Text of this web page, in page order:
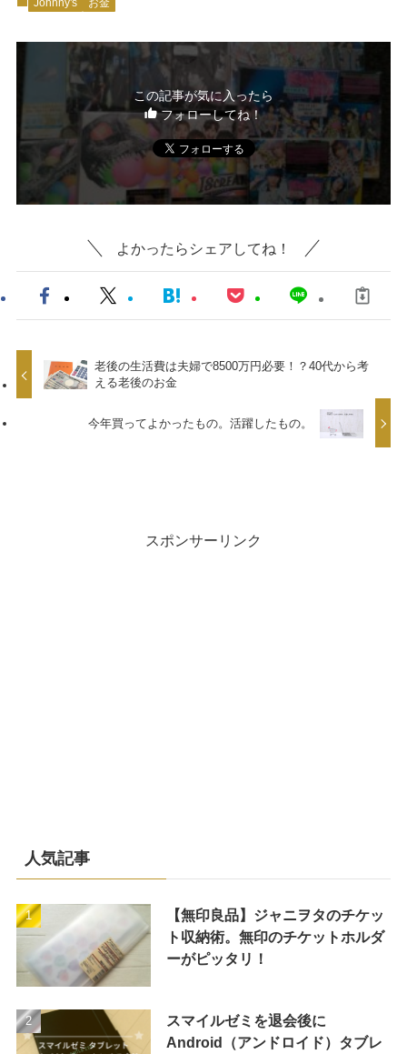
Johnny's お金
この記事が気に入ったら
フォローしてね！
よかったらシェアしてね！
老後の生活費は夫婦で8500万円必要！？40代から考
える老後のお金
今年買ってよかったもの。活躍したもの。
スポンサーリンク
人気記事
【無印良品】ジャニヲタのチケッ
ト収納術。無印のチケットホルダ
ーがピッタリ！
スマイルゼミを退会後に
Android（アンドロイド）タブレ